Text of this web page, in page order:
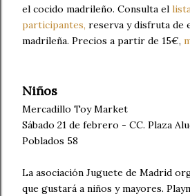
el cocido madrileño. Consulta el
participantes, reserva y disfruta de
madrileña. Precios a partir de 15€,
Niños
Mercadillo Toy Market
Sábado 21 de febrero - CC. Plaza
Poblados 58
La asociación Juguete de Madrid
que gustará a niños y mayores.